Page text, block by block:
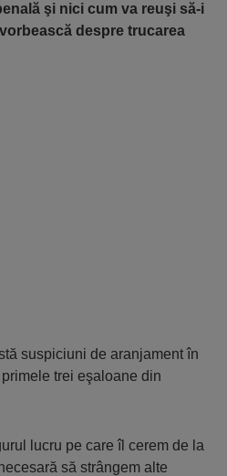
şi nici cum va reuşi să-i
despre trucarea
suspiciuni de aranjament în
trei eşaloane din
lucru pe care îl cerem de la
să strângem alte